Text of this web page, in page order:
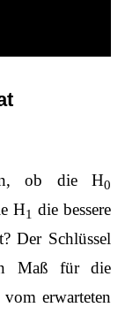
ob die H0
H1 die bessere
Der Schlüssel
Maß für die
erwarteten